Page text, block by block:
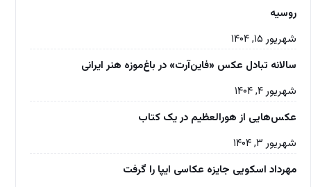
روسیه
شهریور ۱۵, ۱۴۰۴
سالانه تبادل عکس «فاین‌آرت» در باغ‌موزه‌ هنر ایرانی
شهریور ۴, ۱۴۰۴
عکس‌هایی از هورالعظیم در یک کتاب
شهریور ۳, ۱۴۰۴
مهرداد اسکویی جایزه عکاسی ایپا را گرفت